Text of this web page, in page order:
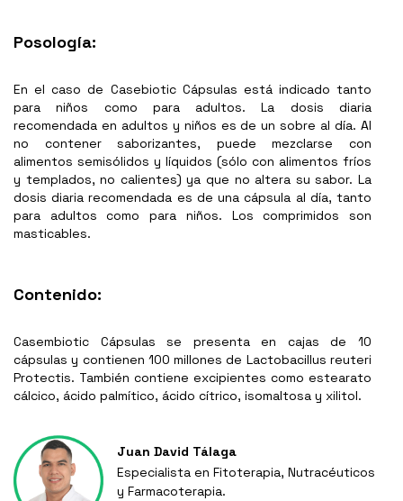
Posología:
En el caso de Casebiotic Cápsulas está indicado tanto
para niños como para adultos. La dosis diaria
recomendada en adultos y niños es de un sobre al día. Al
no contener saborizantes, puede mezclarse con
alimentos semisólidos y líquidos (sólo con alimentos fríos
y templados, no calientes) ya que no altera su sabor. La
dosis diaria recomendada es de una cápsula al día, tanto
para adultos como para niños. Los comprimidos son
masticables.
Contenido:
Casembiotic Cápsulas se presenta en cajas de 10
cápsulas y contienen 100 millones de Lactobacillus reuteri
Protectis. También contiene excipientes como estearato
cálcico, ácido palmítico, ácido cítrico, isomaltosa y xilitol.
Juan David Tálaga
Especialista en Fitoterapia, Nutracéuticos
y Farmacoterapia.